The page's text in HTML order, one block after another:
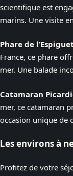
scientifique est
marins. Une visite
Phare de
France, ce phare
mer. Une balade
Catamaran
mer, ce catamaran
occasion unique de
Les environs à
Profitez de votre